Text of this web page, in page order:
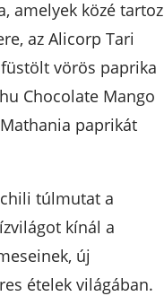
amelyek közé
az Alicorp Tari
vörös paprika
Chocolate Mango
paprikát
túlmutat a
kínál a
új
ételek világában.